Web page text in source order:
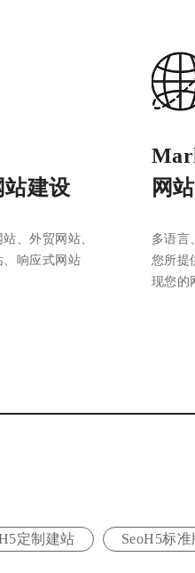
站建设
、外贸网站、
响应式网站
网
多语言
您所提
现您的
定制建站 SeoH5标准